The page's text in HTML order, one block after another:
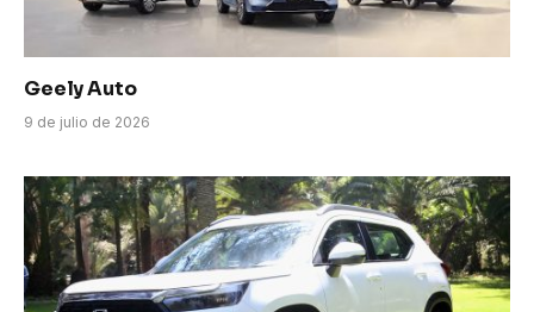
Geely Auto
9 de julio de 2026